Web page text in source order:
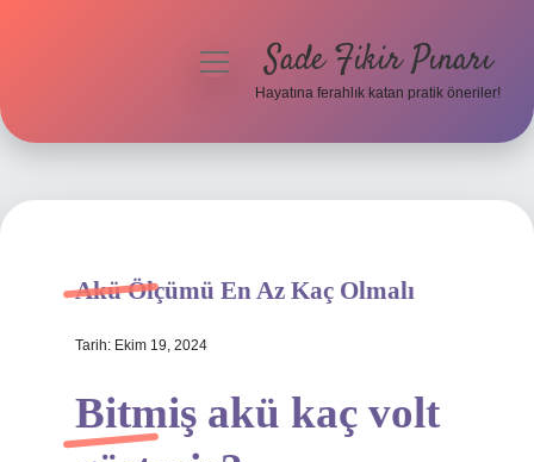
Hakkımızda
menüyüSade Fikir Pınarı
Hayatına ferahlık katan pratik öneriler!
Akü Ölçümü En Az Kaç Olmalı
Tarih: Ekim 19, 2024
Bitmiş akü kaç volt